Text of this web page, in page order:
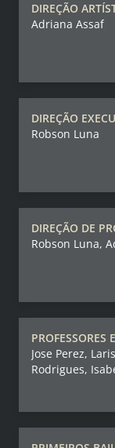
DIREÇÃO
Adriana Assaf
DIREÇÃO
Robson Luna
DIREÇÃO DE
Robson Luna,
PROFESSORES
Jose Perez,
Rodrigues,